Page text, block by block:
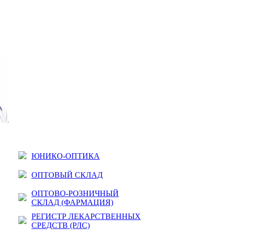
ЮНИКО-ОПТИКА
ОПТОВЫЙ СКЛАД
ОПТОВО-РОЗНИЧНЫЙ
СКЛАД (ФАРМАЦИЯ)
РЕГИСТР ЛЕКАРСТВЕННЫХ
СРЕДСТВ (РЛС)